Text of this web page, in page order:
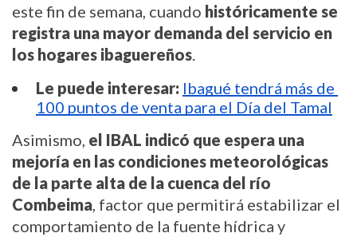
este fin de semana, cuando históricamente se
registra una mayor demanda del servicio en
los hogares ibaguereños.
Le puede interesar: Ibagué tendrá más de
100 puntos de venta para el Día del Tamal
Asimismo, el IBAL indicó que espera una
mejoría en las condiciones meteorológicas
de la parte alta de la cuenca del río
Combeima, factor que permitirá estabilizar el
comportamiento de la fuente hídrica y